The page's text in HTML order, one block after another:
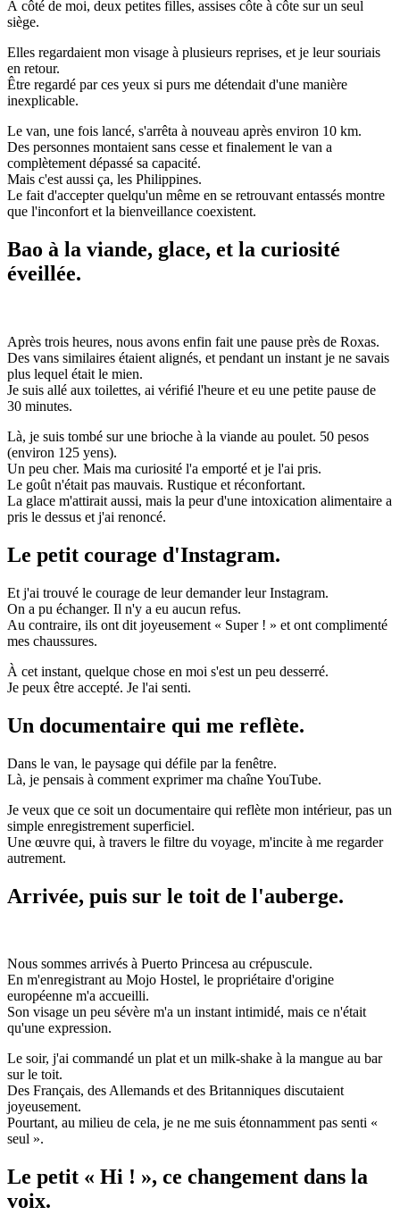
À côté de moi, deux petites filles, assises côte à côte sur un seul
siège.
Elles regardaient mon visage à plusieurs reprises, et je leur souriais
en retour.
Être regardé par ces yeux si purs me détendait d'une manière
inexplicable.
Le van, une fois lancé, s'arrêta à nouveau après environ 10 km.
Des personnes montaient sans cesse et finalement le van a
complètement dépassé sa capacité.
Mais c'est aussi ça, les Philippines.
Le fait d'accepter quelqu'un même en se retrouvant entassés montre
que l'inconfort et la bienveillance coexistent.
Bao à la viande, glace, et la curiosité
éveillée.
Après trois heures, nous avons enfin fait une pause près de Roxas.
Des vans similaires étaient alignés, et pendant un instant je ne savais
plus lequel était le mien.
Je suis allé aux toilettes, ai vérifié l'heure et eu une petite pause de
30 minutes.
Là, je suis tombé sur une brioche à la viande au poulet. 50 pesos
(environ 125 yens).
Un peu cher. Mais ma curiosité l'a emporté et je l'ai pris.
Le goût n'était pas mauvais. Rustique et réconfortant.
La glace m'attirait aussi, mais la peur d'une intoxication alimentaire a
pris le dessus et j'ai renoncé.
Le petit courage d'Instagram.
Et j'ai trouvé le courage de leur demander leur Instagram.
On a pu échanger. Il n'y a eu aucun refus.
Au contraire, ils ont dit joyeusement « Super ! » et ont complimenté
mes chaussures.
À cet instant, quelque chose en moi s'est un peu desserré.
Je peux être accepté. Je l'ai senti.
Un documentaire qui me reflète.
Dans le van, le paysage qui défile par la fenêtre.
Là, je pensais à comment exprimer ma chaîne YouTube.
Je veux que ce soit un documentaire qui reflète mon intérieur, pas un
simple enregistrement superficiel.
Une œuvre qui, à travers le filtre du voyage, m'incite à me regarder
autrement.
Arrivée, puis sur le toit de l'auberge.
Nous sommes arrivés à Puerto Princesa au crépuscule.
En m'enregistrant au Mojo Hostel, le propriétaire d'origine
européenne m'a accueilli.
Son visage un peu sévère m'a un instant intimidé, mais ce n'était
qu'une expression.
Le soir, j'ai commandé un plat et un milk-shake à la mangue au bar
sur le toit.
Des Français, des Allemands et des Britanniques discutaient
joyeusement.
Pourtant, au milieu de cela, je ne me suis étonnamment pas senti «
seul ».
Le petit « Hi ! », ce changement dans la
voix.